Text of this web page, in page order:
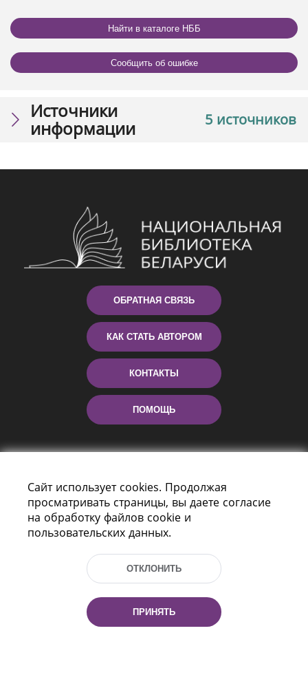
Найти в каталоге НББ
Сообщить об ошибке
5 источников
Источники
информации
ОБРАТНАЯ СВЯЗЬ
КАК СТАТЬ АВТОРОМ
КОНТАКТЫ
ПОМОЩЬ
Пр-т Независимости 116
г. Минск, Республика Беларусь, 220114
Тел.: (+375 17) 368 37 37, Факс: (+375 17)
Эл. почта: inbox@nlb.by
Сайт использует cookies. Продолжая
просматривать страницы, вы даете согласие
на обработку файлов cookie и
пользовательских данных.
ОТКЛОНИТЬ
ПРИНЯТЬ